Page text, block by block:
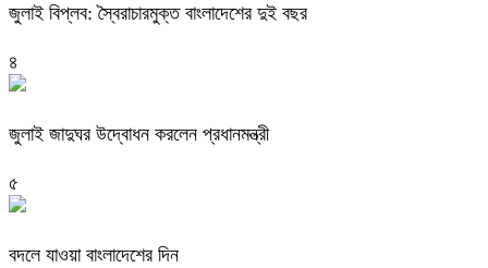
জুলাই বিপ্লব: স্বৈরাচারমুক্ত বাংলাদেশের দুই বছর
৪
জুলাই জাদুঘর উদ্বোধন করলেন প্রধানমন্ত্রী
৫
বদলে যাওয়া বাংলাদেশের দিন